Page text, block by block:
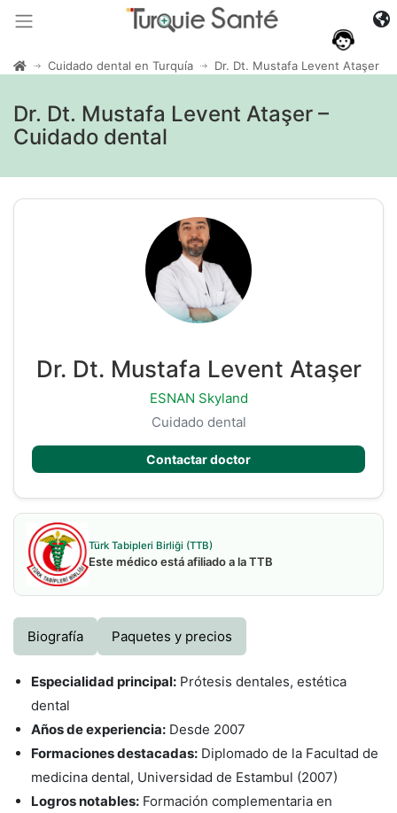
Cuidado dental en Turquía Dr. Dt. Mustafa Levent Ataşer
Dr. Dt. Mustafa Levent Ataşer –
Cuidado dental
Dr. Dt. Mustafa Levent Ataşer
ESNAN Skyland
Cuidado dental
Contactar doctor
Türk Tabipleri Birliği (TTB)
Este médico está afiliado a la TTB
Biografía Paquetes y precios
Especialidad principal: Prótesis dentales, estética
dental
Años de experiencia: Desde 2007
Formaciones destacadas: Diplomado de la Facultad de
medicina dental, Universidad de Estambul (2007)
Logros notables: Formación complementaria en